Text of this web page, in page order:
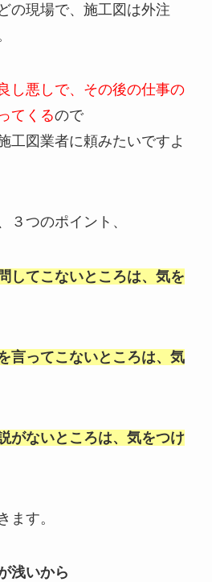
の現場で、施工図は外注
し悪しで、その後の仕事の
てくるので
工図業者に頼みたいですよ
３つのポイント、
してこないところは、気を
言ってこないところは、気
がないところは、気をつけ
ます。
浅いから